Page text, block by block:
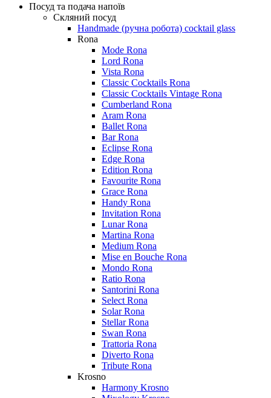
Посуд та подача напоїв
Скляний посуд
Handmade (ручна робота) cocktail glass
Rona
Mode Rona
Lord Rona
Vista Rona
Classic Cocktails Rona
Classic Cocktails Vintage Rona
Cumberland Rona
Aram Rona
Ballet Rona
Bar Rona
Eclipse Rona
Edge Rona
Edition Rona
Favourite Rona
Grace Rona
Handy Rona
Invitation Rona
Lunar Rona
Martina Rona
Medium Rona
Mise en Bouche Rona
Mondo Rona
Ratio Rona
Santorini Rona
Select Rona
Solar Rona
Stellar Rona
Swan Rona
Trattoria Rona
Diverto Rona
Tribute Rona
Krosno
Harmony Krosno